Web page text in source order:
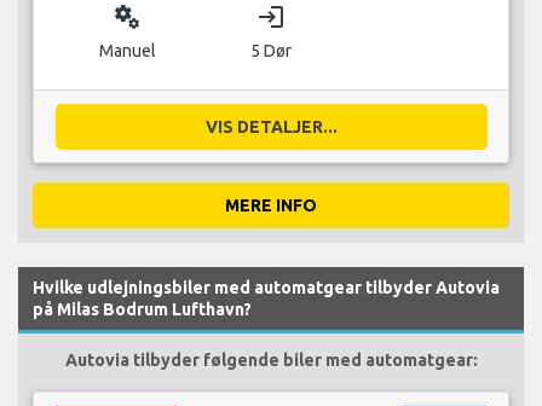
miscellaneous_services
Manuel
login
5 Dør
VIS DETALJER...
MERE INFO
Hvilke udlejningsbiler med automatgear tilbyder Autovia
på Milas Bodrum Lufthavn?
Autovia tilbyder følgende biler med automatgear: